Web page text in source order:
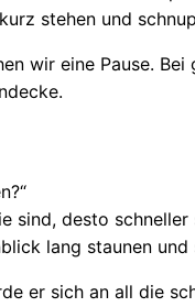
stehen und
wir eine Pause.
sind, desto
lang staunen und
er sich an all die